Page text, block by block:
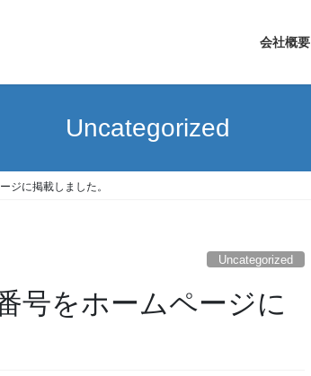
会社概要
Uncategorized
ジに掲載しました。
Uncategorized
号をホームページに